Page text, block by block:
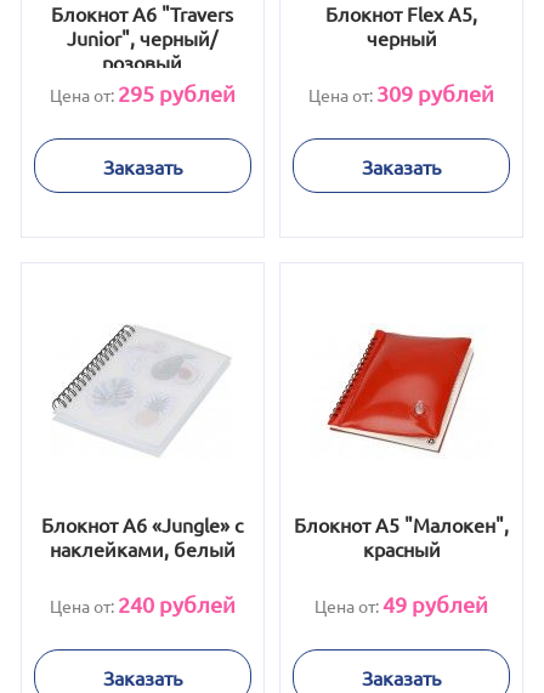
Блокнот А6 "Travers
Junior", черный/
розовый
Цена от: 295рублей
Заказать
Блокнот Flex А5,
черный
Цена от: 309 рублей
Заказать
Блокнот А6 «Jungle» с
наклейками, белый
Цена от: 240рублей
Заказать
Блокнот А5 "Малокен",
красный
Цена от:49 рублей
Заказать